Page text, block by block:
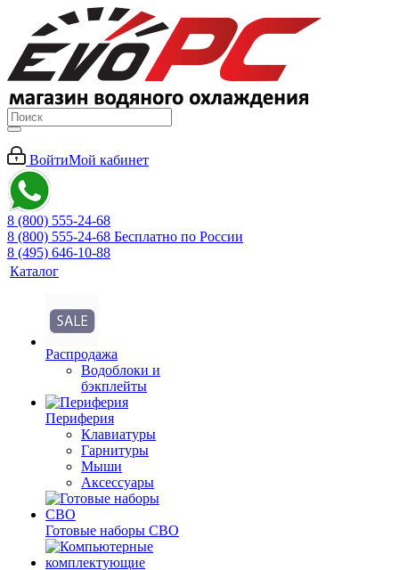
ВойтиМой кабинет
8 (800) 555-24-68
8 (800) 555-24-68 Бесплатно по России
8 (495) 646-10-88
Каталог
Распродажа
Водоблоки и
бэкплейты
Периферия
Клавиатуры
Гарнитуры
Мыши
Аксессуары
Готовые наборы СВО